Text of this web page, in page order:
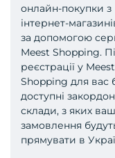
онлайн-покупки з
інтернет-
за допомогою
Meest Shopping.
реєстрації у Meest
Shopping для вас
доступні
склади, з яких
замовлення
прямувати в